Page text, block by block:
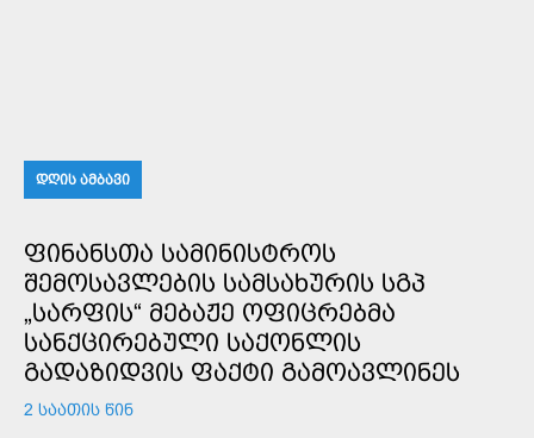
ᲓᲦᲘᲡ ᲐᲛᲑᲐᲕᲘ
ᲤᲘᲜᲐᲜᲡᲗᲐ ᲡᲐᲛᲘᲜᲘᲡᲢᲠᲝᲡ
ᲨᲔᲛᲝᲡᲐᲕᲚᲔᲑᲘᲡ ᲡᲐᲛᲡᲐᲮᲣᲠᲘᲡ ᲡᲒᲞ
„ᲡᲐᲠᲤᲘᲡ“ ᲛᲔᲑᲐᲟᲔ ᲝᲤᲘᲪᲠᲔᲑᲛᲐ
ᲡᲐᲜᲥᲪᲘᲠᲔᲑᲣᲚᲘ ᲡᲐᲥᲝᲜᲚᲘᲡ
ᲒᲐᲓᲐᲖᲘᲓᲕᲘᲡ ᲤᲐᲥᲢᲘ ᲒᲐᲛᲝᲐᲕᲚᲘᲜᲔᲡ
2 ᲡᲐᲐᲗᲘᲡ ᲬᲘᲜ